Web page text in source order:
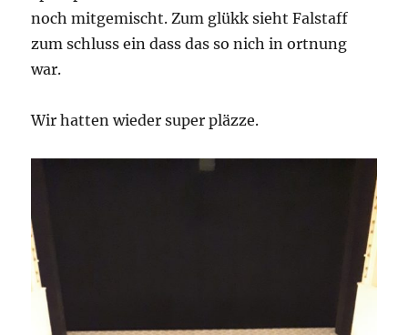
noch mitgemischt. Zum glükk sieht Falstaff
zum schluss ein dass das so nich in ortnung
war.
Wir hatten wieder super pläzze.